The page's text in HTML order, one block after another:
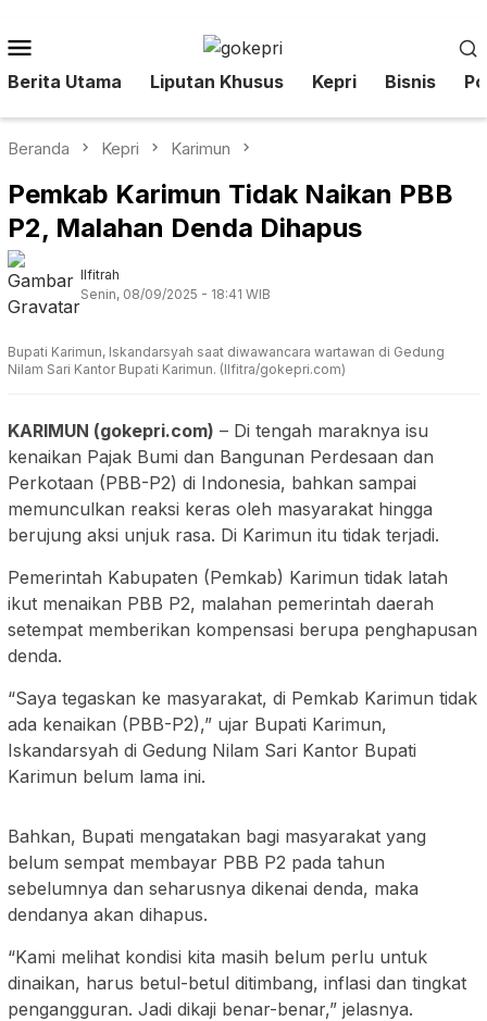
ke
Mobile
Berita Utama Liputan Khusus Kepri Bisnis
Beranda Kepri Karimun
Pemkab Karimun Tidak Naikan PBB
P2, Malahan Denda Dihapus
Ilfitrah
Senin, 08/09/2025 - 18:41 WIB
Bupati Karimun, Iskandarsyah saat diwawancara wartawan di Gedung
Nilam Sari Kantor Bupati Karimun. (Ilfitra/gokepri.com)
KARIMUN (gokepri.com) – Di tengah maraknya isu
kenaikan Pajak Bumi dan Bangunan Perdesaan dan
Perkotaan (PBB-P2) di Indonesia, bahkan sampai
memunculkan reaksi keras oleh masyarakat hingga
berujung aksi unjuk rasa. Di Karimun itu tidak terjadi.
Pemerintah Kabupaten (Pemkab) Karimun tidak latah
ikut menaikan PBB P2, malahan pemerintah daerah
setempat memberikan kompensasi berupa penghapusan
denda.
“Saya tegaskan ke masyarakat, di Pemkab Karimun tidak
ada kenaikan (PBB-P2),” ujar Bupati Karimun,
Iskandarsyah di Gedung Nilam Sari Kantor Bupati
Karimun belum lama ini.
Bahkan, Bupati mengatakan bagi masyarakat yang
belum sempat membayar PBB P2 pada tahun
sebelumnya dan seharusnya dikenai denda, maka
dendanya akan dihapus.
“Kami melihat kondisi kita masih belum perlu untuk
dinaikan, harus betul-betul ditimbang, inflasi dan tingkat
pengangguran. Jadi dikaji benar-benar,” jelasnya.